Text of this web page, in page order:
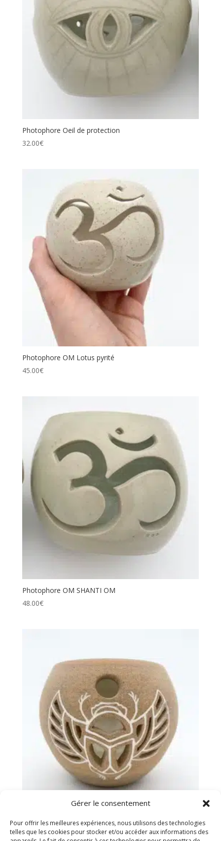
Gérer le consentement
Pour offrir les meilleures expériences, nous utilisons des technologies
telles que les cookies pour stocker et/ou accéder aux informations des
Photophore Oeil de protection
32.00€
Photophore OM Lotus pyrité
45.00€
Photophore OM SHANTI OM
48.00€
50.00€